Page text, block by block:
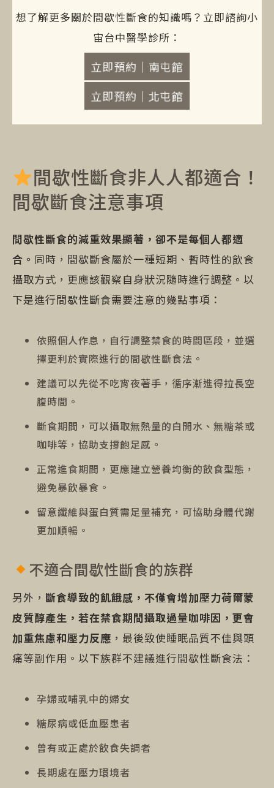
想了解更多關於間歇性斷食的知識嗎？立即諮詢小
宙台中醫學診所：
立即預約｜南屯館
立即預約｜北屯館
間歇性斷食非人人都適合！
間歇斷食注意事項
間歇性斷食的減重效果顯著，卻不是每個人都適
合。 同時，間歇斷食屬於一種短期、暫時性的飲食
攝取方式，更應該觀察自身狀況隨時進行調整。以
下是進行間歇性斷食需要注意的幾點事項：
依照個人作息，自行調整禁食的時間區段，並選
擇更利於實際進行的間歇性斷食法。
建議可以先從不吃宵夜著手，循序漸進得拉長空
腹時間。
斷食期間，可以攝取無熱量的白開水、無糖茶或
咖啡等，協助支撐飽足感。
正常進食期間，更應建立營養均衡的飲食型態，
避免暴飲暴食。
留意纖維與蛋白質需足量補充，可協助身體代謝
更加順暢。
不適合間歇性斷食的族群
另外， 斷食導致的飢餓感，不僅會增加壓力荷爾蒙
皮質醇產生，若在禁食期間攝取過量咖啡因，更會
加重焦慮和壓力反應 ，最後致使睡眠品質不佳與頭
痛等副作用。以下族群不建議進行間歇性斷食法：
孕婦或哺乳中的婦女
糖尿病或低血壓患者
曾有或正處於飲食失調者
長期處在壓力環境者